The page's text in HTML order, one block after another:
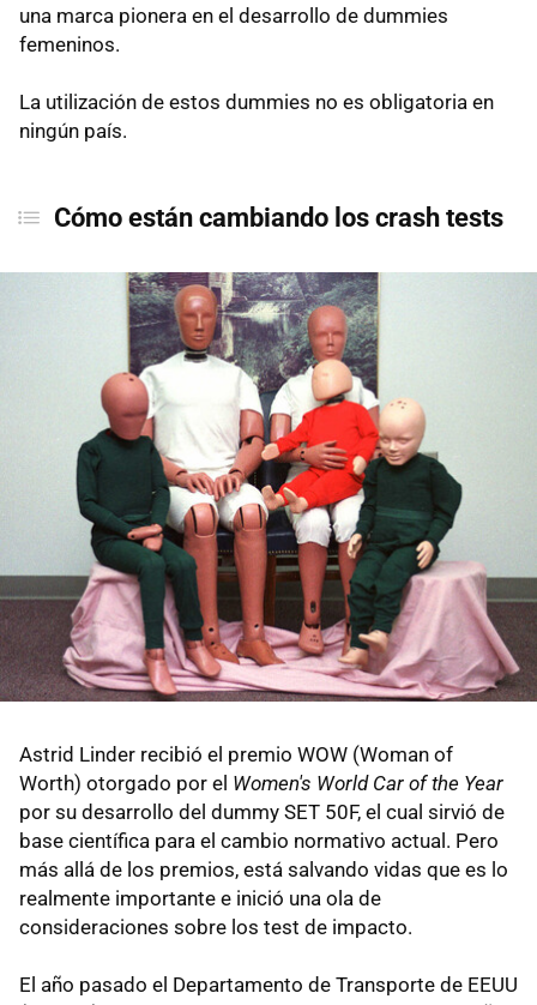
una marca pionera en el desarrollo de dummies
femeninos.
La utilización de estos dummies no es obligatoria en
ningún país.
Cómo están cambiando los crash tests
Astrid Linder recibió el premio WOW (Woman of
Worth) otorgado por el Women's World Car of the Year
por su desarrollo del dummy SET 50F, el cual sirvió de
base científica para el cambio normativo actual. Pero
más allá de los premios, está salvando vidas que es lo
realmente importante e inició una ola de
consideraciones sobre los test de impacto.
El año pasado el Departamento de Transporte de EEUU